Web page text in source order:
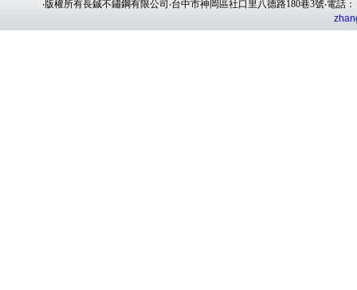
‧版權所有長鋮不鏽鋼有限公司‧台中市神岡區社口里八德路180巷3號‧電話：